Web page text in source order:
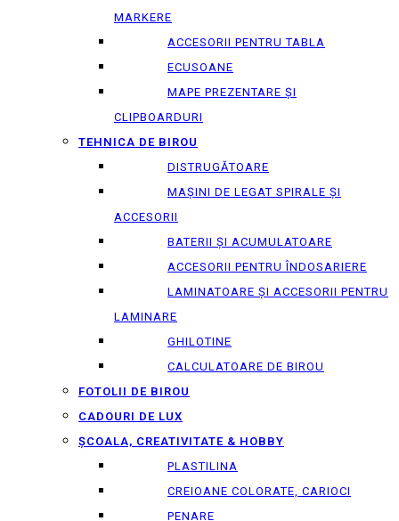
MARKERE
ACCESORII PENTRU TABLA
ECUSOANE
MAPE PREZENTARE ȘI
CLIPBOARDURI
TEHNICA DE BIROU
DISTRUGĂTOARE
MAȘINI DE LEGAT SPIRALE ȘI
ACCESORII
BATERII ȘI ACUMULATOARE
ACCESORII PENTRU ÎNDOSARIERE
LAMINATOARE ȘI ACCESORII PENTRU
LAMINARE
GHILOTINE
CALCULATOARE DE BIROU
FOTOLII DE BIROU
CADOURI DE LUX
ȘCOALA, CREATIVITATE & HOBBY
PLASTILINA
CREIOANE COLORATE, CARIOCI
PENARE